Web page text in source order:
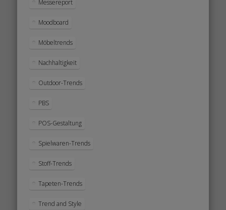
Messereport
Moodboard
Möbeltrends
Nachhaltigkeit
Outdoor-Trends
PBS
POS-Gestaltung
Spielwaren-Trends
Stoff-Trends
Tapeten-Trends
Trend and Style